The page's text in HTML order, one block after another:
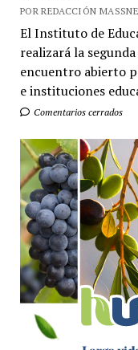
POR REDACCIÓN
El Instituto de
realizará la
encuentro abierto
e instituciones
Comentarios cerrados